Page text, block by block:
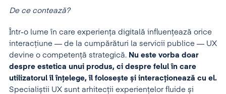
De ce contează?
Într-o lume în care experiența digitală influențează orice
interacțiune — de la cumpărături la servicii publice — UX
devine o competență strategică. Nu este vorba doar
despre estetica unui produs, ci despre felul în care
utilizatorul îl înțelege, îl folosește și interacționează cu el.
Specialiștii UX sunt arhitecții experiențelor fluide și